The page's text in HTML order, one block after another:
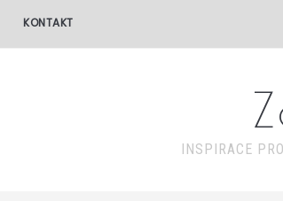
KONTAKT
INSPIRACE